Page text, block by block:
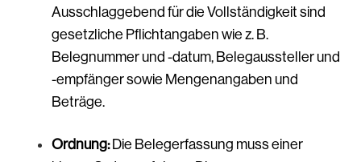
Ausschlaggebend für die Vollständigkeit sind
gesetzliche Pflichtangaben wie z. B.
Belegnummer und -datum, Belegaussteller und
-empfänger sowie Mengenangaben und
Beträge.
Ordnung: Die Belegerfassung muss einer